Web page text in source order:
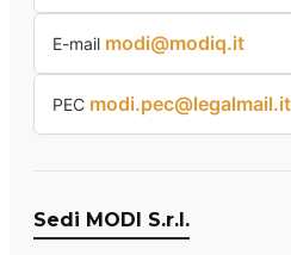
E-mail modi@modiq.it
PEC modi.pec@legalmail.it
Sedi MODI S.r.l.